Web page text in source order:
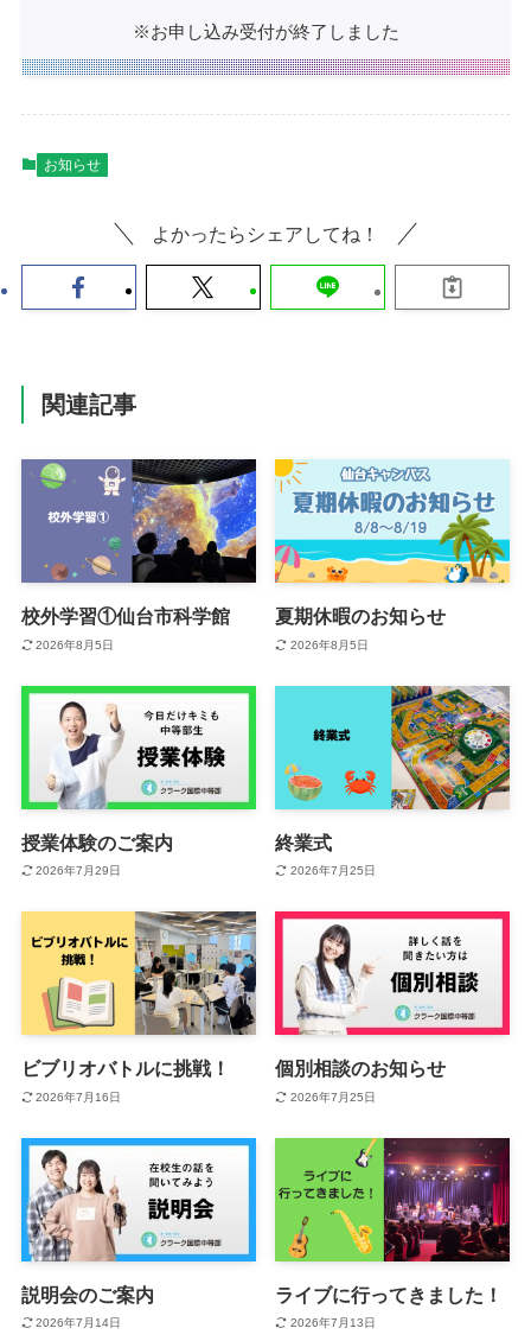
※お申し込み受付が終了しました
お知らせ
よかったらシェアしてね！
関連記事
校外学習①仙台市科学館
2026年8月5日
夏期休暇のお知らせ
2026年8月5日
授業体験のご案内
2026年7月29日
終業式
2026年7月25日
ビブリオバトルに挑戦！
2026年7月16日
個別相談のお知らせ
2026年7月25日
説明会のご案内
2026年7月14日
ライブに行ってきました！
2026年7月13日